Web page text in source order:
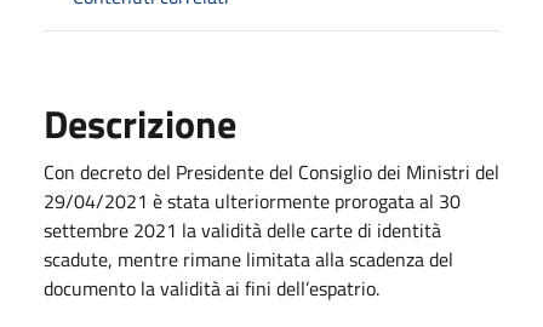
Descrizione
Con decreto del Presidente del Consiglio dei Ministri del
29/04/2021 è stata ulteriormente prorogata al 30
settembre 2021 la validità delle carte di identità
scadute, mentre rimane limitata alla scadenza del
documento la validità ai fini dell’espatrio.